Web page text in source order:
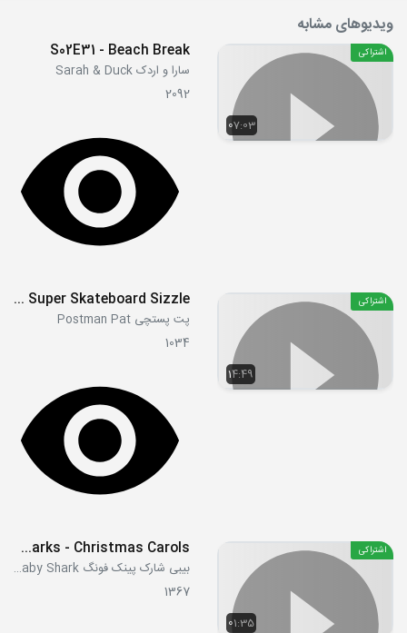
ویدیوهای مشابه
07:03
اشتراکی S02E31 - Beach Break
سارا و اردک Sarah & Duck
2092
14:49
اشتراکی S10E18 - Super Skateboard Sizzle
پت پستچی Postman Pat
1034
01:35
اشتراکی Christmas Sharks - Christmas Carols
بیبی شارک پینک فونگ Pink Fong Baby Shark
1367